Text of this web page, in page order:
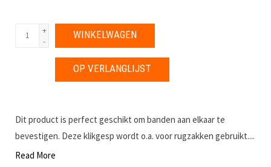
+
-
WINKELWAGEN
OP VERLANGLIJST
Dit product is perfect geschikt om banden aan elkaar te
bevestigen. Deze klikgesp wordt o.a. voor rugzakken gebruikt....
Read More